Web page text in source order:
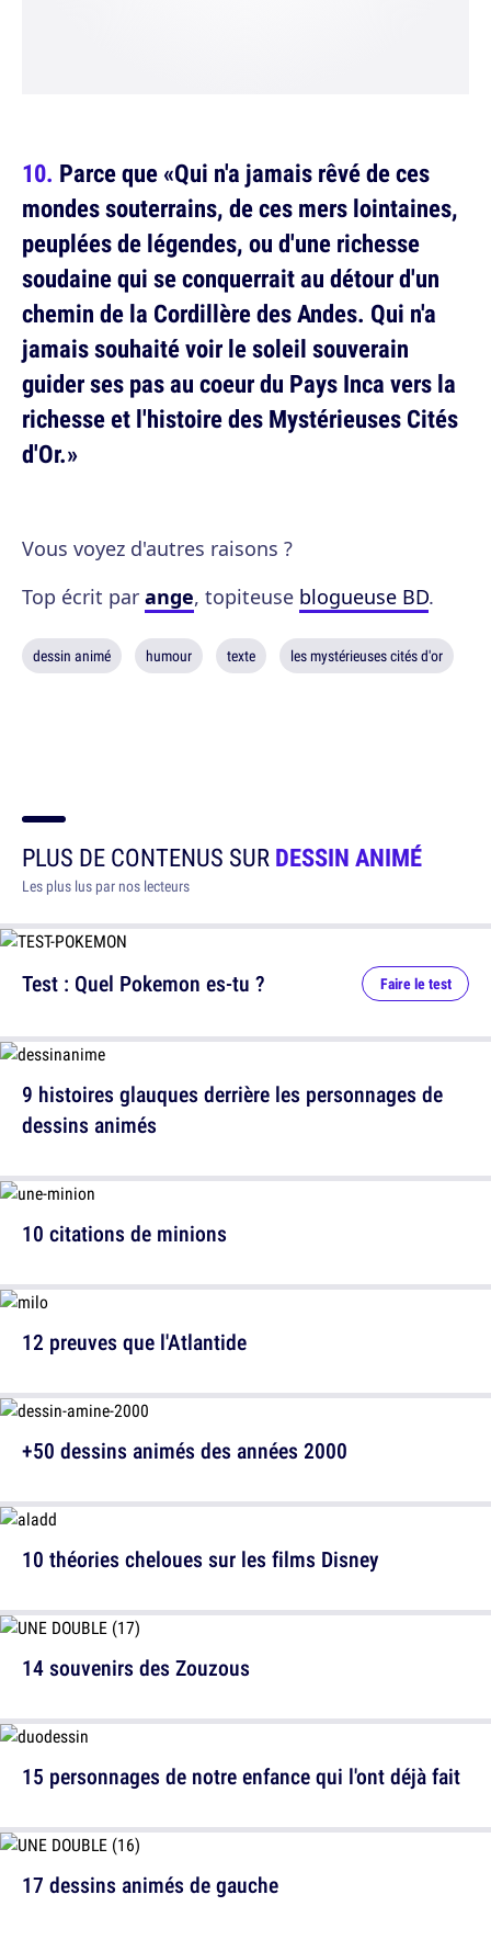
Parce que «Qui n'a jamais rêvé de ces
mondes souterrains, de ces mers lointaines,
peuplées de légendes, ou d'une richesse
soudaine qui se conquerrait au détour d'un
chemin de la Cordillère des Andes. Qui n'a
jamais souhaité voir le soleil souverain
guider ses pas au coeur du Pays Inca vers la
richesse et l'histoire des Mystérieuses Cités
d'Or.»
Vous voyez d'autres raisons ?
Top écrit par ange, topiteuse blogueuse BD.
dessin animé humour texte les mystérieuses cités d'or
PLUS DE CONTENUS SURDESSIN ANIMÉ
Les plus lus par nos lecteurs
Test : Quel Pokemon es-tu ? Faire le test
10 citations de minions
+50 dessins animés des années 2000
14 souvenirs des Zouzous
17 dessins animés de gauche
9 histoires glauques derrière les personnages de
dessins animés
12 preuves que l'Atlantide
10 théories cheloues sur les films Disney
15 personnages de notre enfance qui l'ont déjà fait